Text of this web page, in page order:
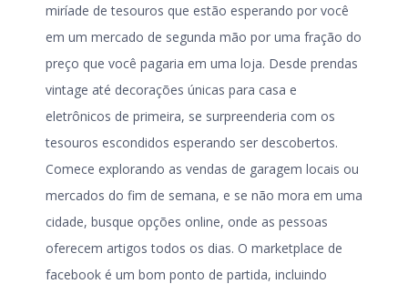
miríade de tesouros que estão esperando por você
em um mercado de segunda mão por uma fração do
preço que você pagaria em uma loja. Desde prendas
vintage até decorações únicas para casa e
eletrônicos de primeira, se surpreenderia com os
tesouros escondidos esperando ser descobertos.
Comece explorando as vendas de garagem locais ou
mercados do fim de semana, e se não mora em uma
cidade, busque opções online, onde as pessoas
oferecem artigos todos os dias. O marketplace de
facebook é um bom ponto de partida, incluindo